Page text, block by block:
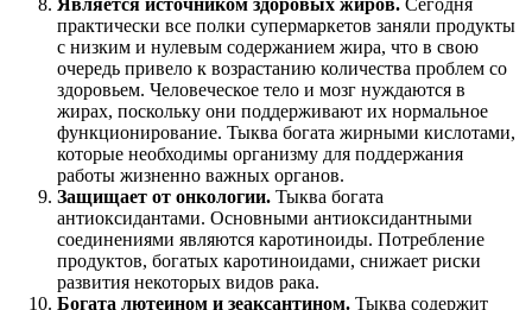
практически все полки супермаркетов заняли продукты
с низким и нулевым содержанием жира, что в свою
очередь привело к возрастанию количества проблем со
здоровьем. Человеческое тело и мозг нуждаются в
жирах, поскольку они поддерживают их нормальное
функционирование. Тыква богата жирными кислотами,
которые необходимы организму для поддержания
работы жизненно важных органов.
Защищает от онкологии. Тыква богата
антиоксидантами. Основными антиоксидантными
соединениями являются каротиноиды. Потребление
продуктов, богатых каротиноидами, снижает риски
развития некоторых видов рака.
Богата лютеином и зеаксантином. Тыква содержит